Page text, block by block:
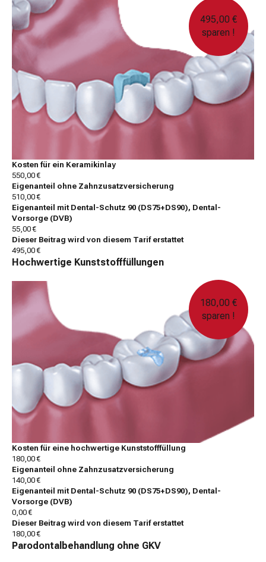
495,00 €
sparen !
Kosten für ein Keramikinlay
550,00 €
Eigenanteil ohne Zahnzusatzversicherung
510,00 €
Eigenanteil mit Dental-Schutz 90 (DS75+DS90), Dental-
Vorsorge (DVB)
55,00 €
Dieser Beitrag wird von diesem Tarif erstattet
495,00 €
Hochwertige Kunststofffüllungen
180,00 €
sparen !
Kosten für eine hochwertige Kunststofffüllung
180,00 €
Eigenanteil ohne Zahnzusatzversicherung
140,00 €
Eigenanteil mit Dental-Schutz 90 (DS75+DS90), Dental-
Vorsorge (DVB)
0,00 €
Dieser Beitrag wird von diesem Tarif erstattet
180,00 €
Parodontalbehandlung ohne GKV